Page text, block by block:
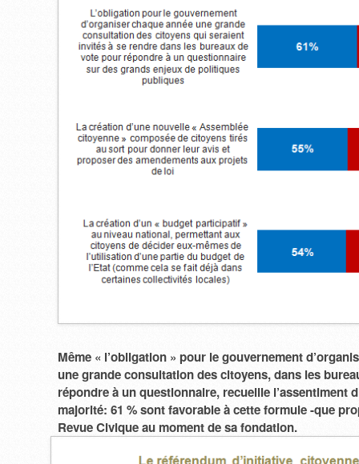
Même « l’obligation » pour le gouvernement
une grande consultation des citoyens, dans les
répondre à un questionnaire, recueille l’assentiment
majorité: 61 % sont favorable à cette formule -que
Revue Civique au moment de sa fondation.